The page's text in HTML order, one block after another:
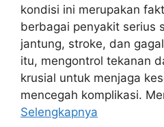
kondisi ini merupakan
berbagai penyakit serius
jantung, stroke, dan
itu, mengontrol tekanan
krusial untuk menjaga
mencegah komplikasi.
Selengkapnya